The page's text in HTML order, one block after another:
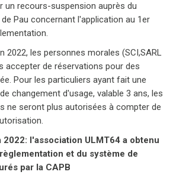
un recours-suspension auprès du
Pau concernant l'application au 1er
2022, les personnes morales (SCI,SARL
accepter de réservations pour des
Pour les particuliers ayant fait une
changement d'usage, valable 3 ans, les
ne seront plus autorisées à compter de
2022: l'association ULMT64 a obtenu
et du système de
par la CAPB